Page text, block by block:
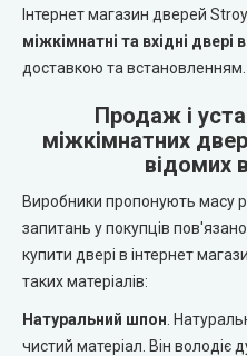
Міністерство Дверей
Bulat (Булат)
BEREZ (Берез)
MAGDA (Магда)
ARTIZ (Артиз)
Leador Gloss
Екодверка (з масиву сосни)
Статус (Status Doors)
Estet Doors (Естет Дорс)
Стильні Двері
Інтернет магазин дверей
міжкімнатні та вхідні
доставкою та встановленням.
Продаж і
міжкімнатних
відомих
Виробники пропонують масу
запитань у покупців
купити двері в інтернет
таких матеріалів:
Натуральний шпон .
чистий матеріал. Він володіє